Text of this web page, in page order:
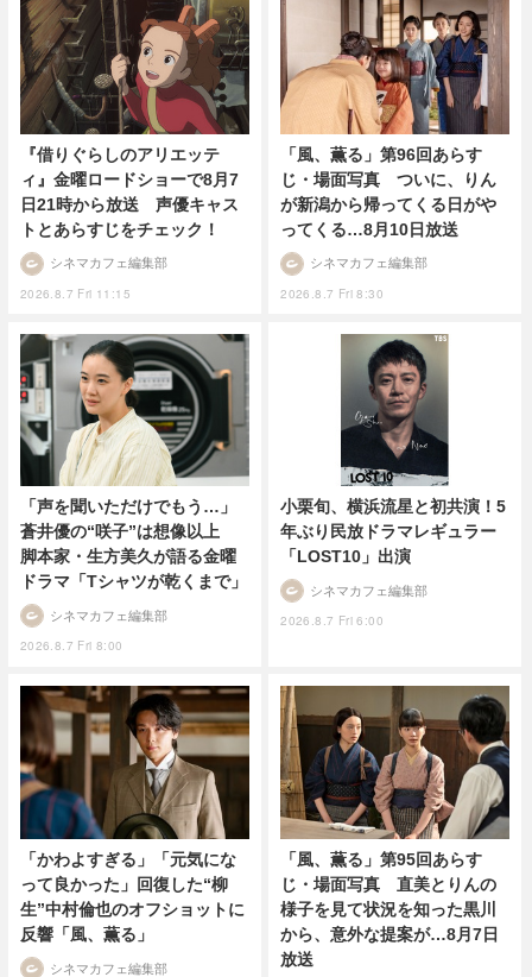
『借りぐらしのアリエッテ
ィ』金曜ロードショーで8月7
日21時から放送 声優キャス
トとあらすじをチェック！
2026.8.7 Fri 11:15
シネマカフェ編集部
「風、薫る」第96回あらす
じ・場面写真 ついに、りん
が新潟から帰ってくる日がや
ってくる…8月10日放送
2026.8.7 Fri 8:30
シネマカフェ編集部
「声を聞いただけでもう…」
蒼井優の“咲子”は想像以上
脚本家・生方美久が語る金曜
ドラマ「Tシャツが乾くまで」
2026.8.7 Fri 8:00
シネマカフェ編集部
小栗旬、横浜流星と初共演！5
年ぶり民放ドラマレギュラー
「LOST10」出演
2026.8.7 Fri 6:00
シネマカフェ編集部
「かわよすぎる」「元気にな
って良かった」回復した“柳
生”中村倫也のオフショットに
反響「風、薫る」
シネマカフェ編集部
「風、薫る」第95回あらす
じ・場面写真 直美とりんの
様子を見て状況を知った黒川
から、意外な提案が…8月7日
放送